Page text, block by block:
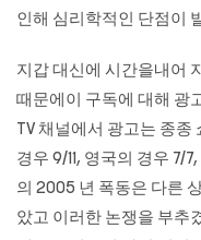
인해 심리학적인 단점이
지갑 대신에 시간을내어
때문에이 구독에 대해 광
TV 채널에서 광고는 종
경우 9/11, 영국의 경우 7/
의 2005 년 폭동은 다른
았고 이러한 논쟁을 부추